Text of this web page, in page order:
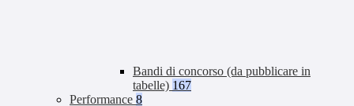
Bandi di concorso (da pubblicare in
tabelle) 167
Performance 8